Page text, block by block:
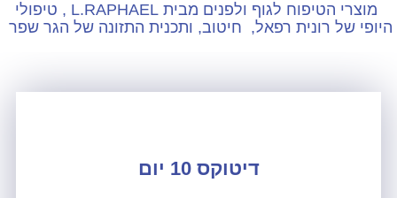
מוצרי הטיפוח לגוף ולפנים מבית L.RAPHAEL , טיפולי
היופי של רונית רפאל, חיטוב, ותכנית התזונה של הגר שפר
דיטוקס 10 יום